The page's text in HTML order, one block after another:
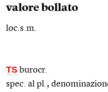
valore bollato
loc.s.m.
TS burocr.
spec. al pl. ,